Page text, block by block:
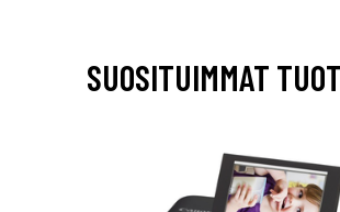
SUOSITUIMMAT